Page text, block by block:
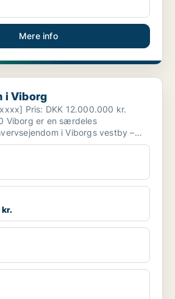
Mere info
i Viborg
kr.
Viborg er en særdeles
i Viborgs vestby –
kr.